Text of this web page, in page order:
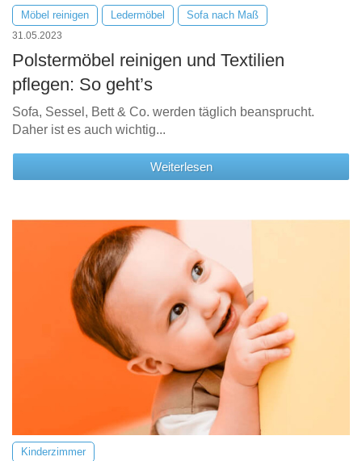
Möbel reinigen Ledermöbel Sofa nach Maß
31.05.2023
Polstermöbel reinigen und Textilien
pflegen: So geht’s
Sofa, Sessel, Bett & Co. werden täglich beansprucht.
Daher ist es auch wichtig...
Weiterlesen
Kinderzimmer